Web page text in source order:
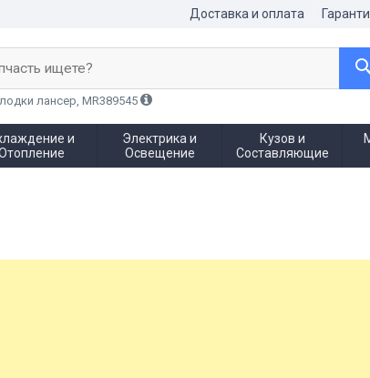
Доставка и оплата
ищете?
лансер, MR389545
и
Электрика и
Освещение
Кузов и
Составляющие